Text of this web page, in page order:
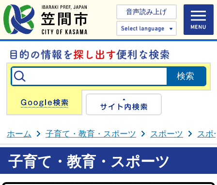
音声読み上げ
Select
Google検索
ホーム 子育て・教育・スポーツ スポーツ スポ
子育て・教育・スポーツ